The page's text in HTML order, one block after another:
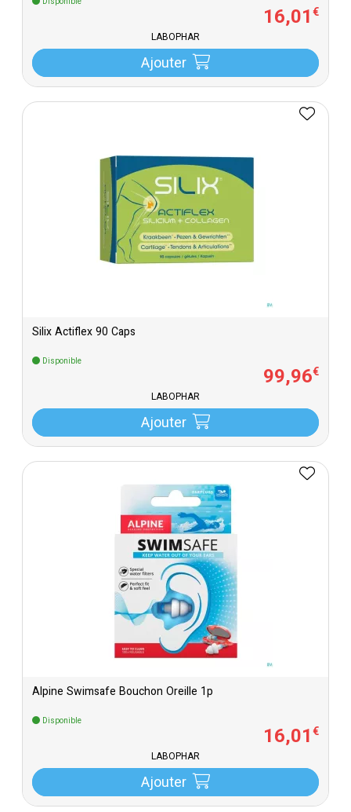
16,01€
LABOPHAR
Ajouter
Silix Actiflex 90 Caps
Disponible
99,96€
LABOPHAR
Ajouter
Alpine Swimsafe Bouchon Oreille 1p
Disponible
16,01€
LABOPHAR
Ajouter